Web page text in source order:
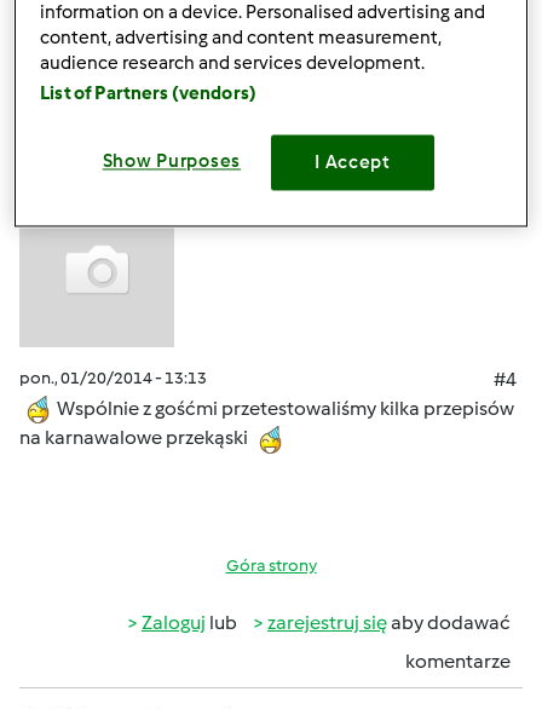
Góra strony
zarejestruj się
ElaK (niezweryfikowany)
pon., 01/20/2014 - 13:13
#4
Wspólnie z gośćmi przetestowaliśmy kilka przepisów
na karnawalowe przekąski
Góra strony
Zaloguj lub zarejestruj sięaby dodawać
komentarze
information on a device. Personalised advertising and
content, advertising and content measurement,
audience research and services development.
List of Partners (vendors)
Show Purposes I Accept